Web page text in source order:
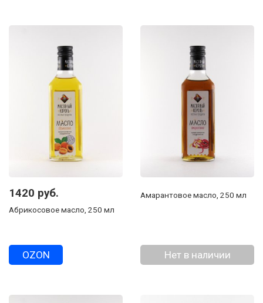
1420 руб.
Абрикосовое масло, 250 мл
OZON
Амарантовое масло, 250 мл
Нет в наличии